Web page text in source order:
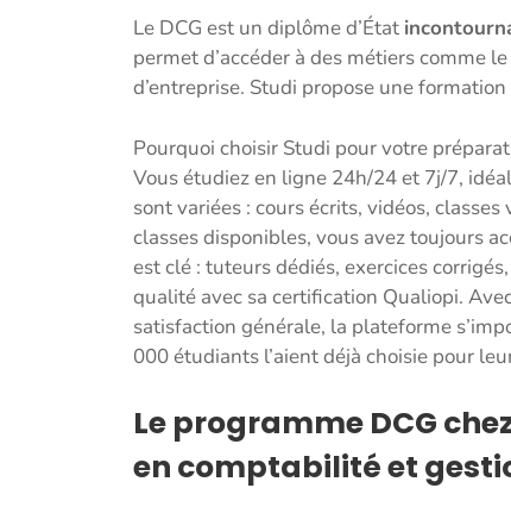
Le DCG est un diplôme d’État
permet d’accéder à des métiers comme
d’entreprise. Studi propose une
Pourquoi choisir Studi pour votre
Vous étudiez en ligne 24h/24 et 7j/7,
sont variées : cours écrits, vidéos,
classes disponibles, vous avez toujours
est clé : tuteurs dédiés, exercices
qualité avec sa certification Qualiopi.
satisfaction générale, la plateforme
000 étudiants l’aient déjà choisie pour
Le programme DCG
en comptabilité et